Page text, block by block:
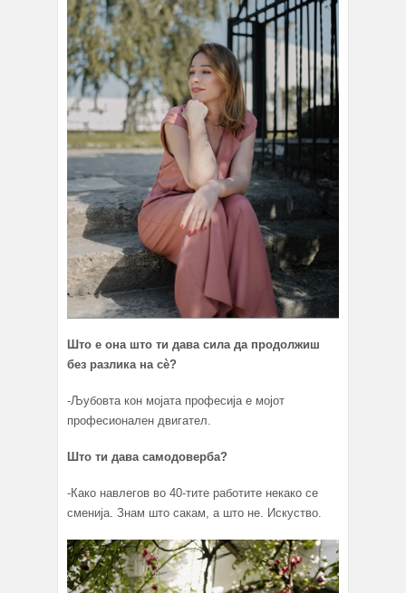
Што е она што ти дава сила да продолжиш
без разлика на сè?
-Љубовта кон мојата професија е мојот
професионален двигател.
Што ти дава самодоверба?
-Како навлегов во 40-тите работите некако се
сменија. Знам што сакам, а што не. Искуство.